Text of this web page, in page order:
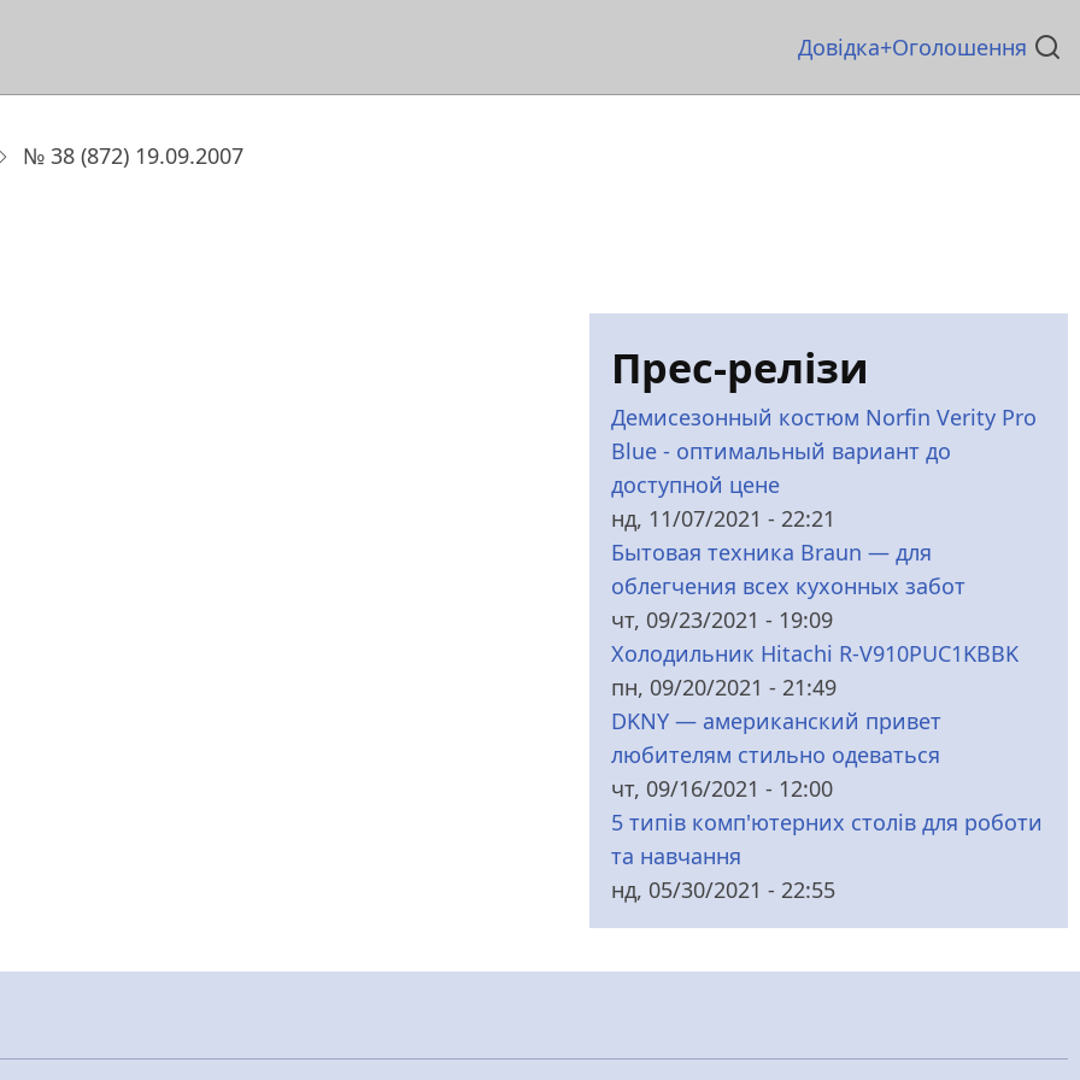
Основна
Довідка Оголошення
№ 38 (872) 19.09.2007
Прес-релізи
Демисезонный костюм Norfin Verity Pro
Blue - оптимальный вариант до
доступной цене
нд, 11/07/2021 - 22:21
Бытовая техника Braun — для
облегчения всех кухонных забот
чт, 09/23/2021 - 19:09
Холодильник Hitachi R-V910PUC1KBBK
пн, 09/20/2021 - 21:49
DKNY — американский привет
любителям стильно одеваться
чт, 09/16/2021 - 12:00
5 типів комп'ютерних столів для роботи
та навчання
нд, 05/30/2021 - 22:55